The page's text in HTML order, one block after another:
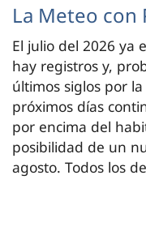
La Meteo con
El julio del 2026 ya
hay registros y,
últimos siglos por
próximos días
por encima del
posibilidad de un
agosto. Todos los